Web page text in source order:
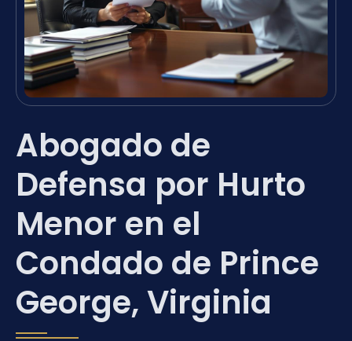
Abogado de
Defensa por Hurto
Menor en el
Condado de Prince
George, Virginia